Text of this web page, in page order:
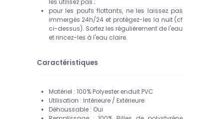
pour les poufs flottants, ne les laissez pas
immergés 24h/24 et protégez-les la nuit (cf
ci-dessus). Sortez les régulièrement de l'eau
et rincez-les à l'eau claire.
Caractéristiques
Matériel : 100% Polyester enduit PVC
Utilisation : Intérieure / Extérieure
Déhoussable : Oui